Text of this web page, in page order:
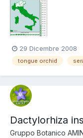
Serapias glabra
Magnoliophyta Classe:
29 Dicembre 2008
tongue orchid
Dactylorhiza
Gruppo Botanico